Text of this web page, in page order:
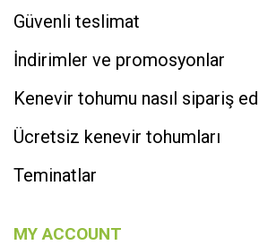
Güvenli teslimat
İndirimler ve promosyonlar
Kenevir tohumu nasıl sipariş
Ücretsiz kenevir tohumları
Teminatlar
MY ACCOUNT